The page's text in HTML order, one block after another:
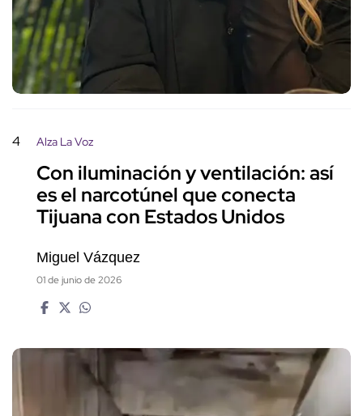
4 Alza La Voz
Con iluminación y ventilación: así
es el narcotúnel que conecta
Tijuana con Estados Unidos
Miguel Vázquez
01 de junio de 2026